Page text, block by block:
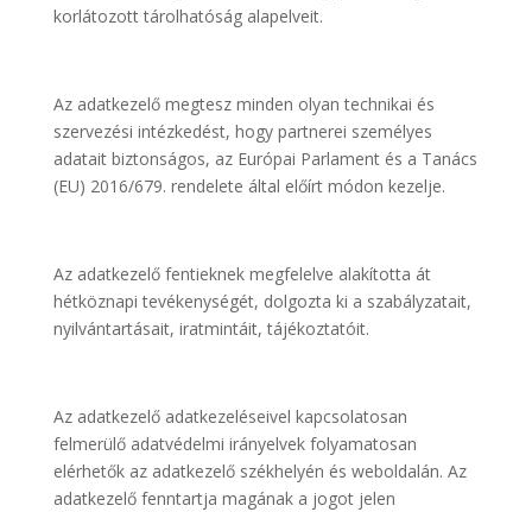
korlátozott tárolhatóság alapelveit.
Az adatkezelő megtesz minden olyan technikai és
szervezési intézkedést, hogy partnerei személyes
adatait biztonságos, az Európai Parlament és a Tanács
(EU) 2016/679. rendelete által előírt módon kezelje.
Az adatkezelő fentieknek megfelelve alakította át
hétköznapi tevékenységét, dolgozta ki a szabályzatait,
nyilvántartásait, iratmintáit, tájékoztatóit.
Az adatkezelő adatkezeléseivel kapcsolatosan
felmerülő adatvédelmi irányelvek folyamatosan
elérhetők az adatkezelő székhelyén és weboldalán. Az
adatkezelő fenntartja magának a jogot jelen